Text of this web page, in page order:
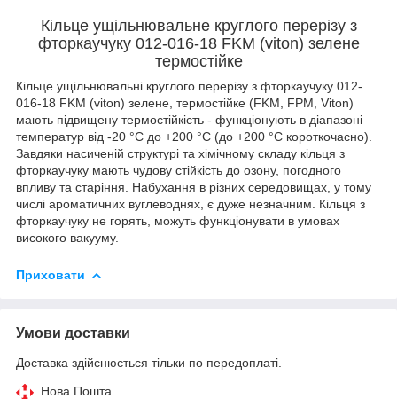
Кільце ущільнювальне круглого перерізу з
фторкаучуку 012-016-18 FKM (viton) зелене
термостійке
Кільце ущільнювальні круглого перерізу з фторкаучуку 012-
016-18 FKM (viton) зелене, термостійке (FKM, FPM, Viton)
мають підвищену термостійкість - функціонують в діапазоні
температур від -20 °C до +200 °C (до +200 °C короткочасно).
Завдяки насиченій структурі та хімічному складу кільця з
фторкаучуку мають чудову стійкість до озону, погодного
впливу та старіння. Набухання в різних середовищах, у тому
числі ароматичних вуглеводнях, є дуже незначним. Кільця з
фторкаучуку не горять, можуть функціонувати в умовах
високого вакууму.
Приховати
Умови доставки
Доставка здійснюється тільки по передоплаті.
Нова Пошта